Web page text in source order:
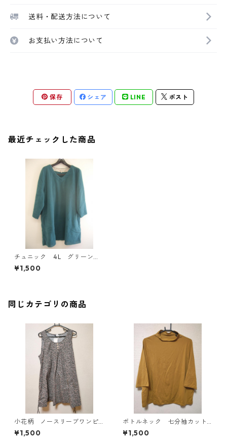
送料・配送方法について
お支払い方法について
保存 シェア LINE ポスト
最近チェックした商品
チュニック 4L グリーン I
Y-4332
¥1,500
同じカテゴリの商品
小花柄 ノースリーブワンピ
ース ４Ｌ ブラック KAE-
4819
¥1,500
ボトルネック 七分袖カット
ソー ４Ｌ マスタード KA
E-4818
¥1,500